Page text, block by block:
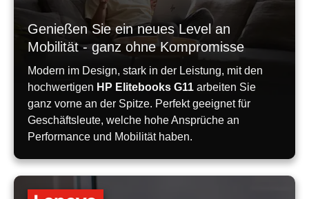
Genießen Sie ein neues Level an
Mobilität - ganz ohne Kompromisse
Modern im Design, stark in der Leistung, mit den
hochwertigen HP Elitebooks G11 arbeiten Sie
ganz vorne an der Spitze. Perfekt geeignet für
Geschäftsleute, welche hohe Ansprüche an
Performance und Mobilität haben.